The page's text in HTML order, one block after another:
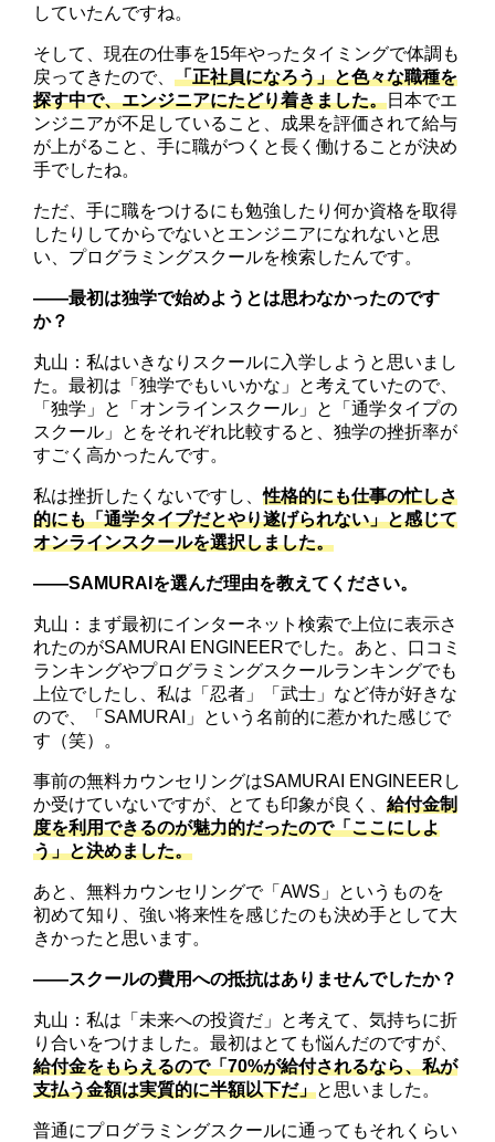
していたんですね。
そして、現在の仕事を15年やったタイミングで体調も
戻ってきたので、「正社員になろう」と色々な職種を
探す中で、エンジニアにたどり着きました。日本でエ
ンジニアが不足していること、成果を評価されて給与
が上がること、手に職がつくと長く働けることが決め
手でしたね。
ただ、手に職をつけるにも勉強したり何か資格を取得
したりしてからでないとエンジニアになれないと思
い、プログラミングスクールを検索したんです。
――最初は独学で始めようとは思わなかったのです
か？
丸山：私はいきなりスクールに入学しようと思いまし
た。最初は「独学でもいいかな」と考えていたので、
「独学」と「オンラインスクール」と「通学タイプの
スクール」とをそれぞれ比較すると、独学の挫折率が
すごく高かったんです。
私は挫折したくないですし、性格的にも仕事の忙しさ
的にも「通学タイプだとやり遂げられない」と感じて
オンラインスクールを選択しました。
――SAMURAIを選んだ理由を教えてください。
丸山：まず最初にインターネット検索で上位に表示さ
れたのがSAMURAI ENGINEERでした。あと、口コミ
ランキングやプログラミングスクールランキングでも
上位でしたし、私は「忍者」「武士」など侍が好きな
ので、「SAMURAI」という名前的に惹かれた感じで
す（笑）。
事前の無料カウンセリングはSAMURAI ENGINEERし
か受けていないですが、とても印象が良く、給付金制
度を利用できるのが魅力的だったので「ここにしよ
う」と決めました。
あと、無料カウンセリングで「AWS」というものを
初めて知り、強い将来性を感じたのも決め手として大
きかったと思います。
――スクールの費用への抵抗はありませんでしたか？
丸山：私は「未来への投資だ」と考えて、気持ちに折
り合いをつけました。最初はとても悩んだのですが、
給付金をもらえるので「70%が給付されるなら、私が
支払う金額は実質的に半額以下だ」と思いました。
普通にプログラミングスクールに通ってもそれくらい